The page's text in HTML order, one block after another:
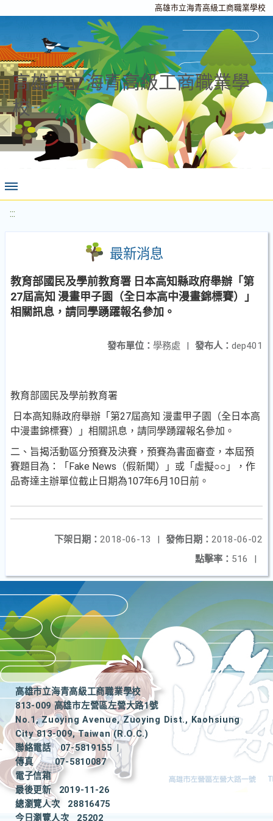
高雄市立海青高級工商職業學校
高雄市立海青高級工商職業學
校
:::
最新消息
教育部國民及學前教育署 日本高知縣政府舉辦「第
27屆高知 漫畫甲子園（全日本高中漫畫錦標賽）」
相關訊息，請同學踴躍報名參加。
發布人： dep401
發布單位： 學務處 |
教育部國民及學前教育署
日本高知縣政府舉辦「第27屆高知 漫畫甲子園（全日本高
中漫畫錦標賽）」相關訊息，請同學踴躍報名參加。
二、旨揭活動區分預賽及決賽，預賽為書面審查，本屆預
賽題目為：「Fake News（假新聞）」或「虛擬○○」，作
品寄達主辦單位截止日期為107年6月10日前。
發佈日期： 2018-06-02
下架日期： 2018-06-13
|
點擊率： 516 |
高雄市立海青高級工商職業學校
813-009 高雄市左營區左營大路1號
No.1, Zuoying Avenue, Zuoying Dist., Kaohsiung
City 813-009, Taiwan (R.O.C.)
聯絡電話
07-5819155
|
傳真
07-5810087
電子信箱
最後更新
2019-11-26
總瀏覽人次
28816475
今日瀏覽人次
25202